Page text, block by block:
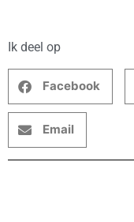
Ik deel op
Facebook
Email